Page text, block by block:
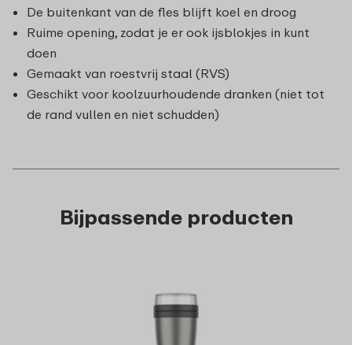
De buitenkant van de fles blijft koel en droog
Ruime opening, zodat je er ook ijsblokjes in kunt
doen
Gemaakt van roestvrij staal (RVS)
Geschikt voor koolzuurhoudende dranken (niet tot
de rand vullen en niet schudden)
Bijpassende producten